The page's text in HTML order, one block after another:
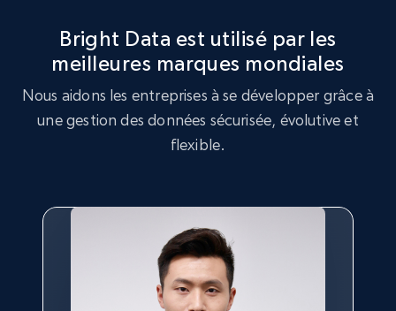
1.3K+ 176+ Essai gratuit
Target - Gather data on products using
Rating, Reviews count, Initial price, Discount,
176+
Bright Data est utilisé par les
meilleures marques mondiales
Nous aidons les entreprises à se développer grâce à
une gestion des données sécurisée, évolutive et
flexible.